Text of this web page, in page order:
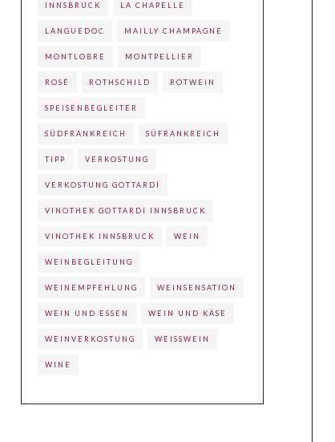
INNSBRUCK LA CHAPELLE
LANGUEDOC MAILLY CHAMPAGNE
MONTLOBRE MONTPELLIER
ROSÉ ROTHSCHILD ROTWEIN
SPEISENBEGLEITER
SÜDFRANKREICH SÜFRANKREICH
TIPP VERKOSTUNG
VERKOSTUNG GOTTARDI
VINOTHEK GOTTARDI INNSBRUCK
VINOTHEK INNSBRUCK WEIN
WEINBEGLEITUNG
WEINEMPFEHLUNG WEINSENSATION
WEIN UND ESSEN WEIN UND KÄSE
WEINVERKOSTUNG WEISSWEIN
WINE